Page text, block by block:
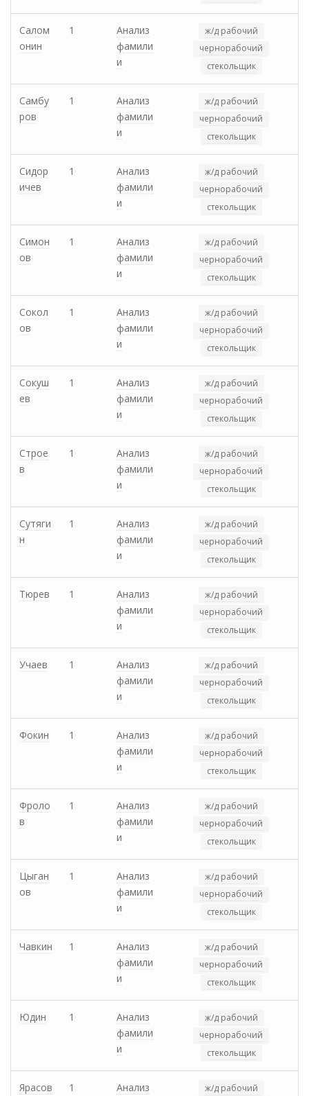
Салом
онин
1
Анализ
фамили
и
ж/д рабочий
чернорабочий
стекольщик
Самбу
ров
1
Анализ
фамили
и
ж/д рабочий
чернорабочий
стекольщик
Сидор
ичев
1
Анализ
фамили
и
ж/д рабочий
чернорабочий
стекольщик
Симон
ов
1
Анализ
фамили
и
ж/д рабочий
чернорабочий
стекольщик
Сокол
ов
1
Анализ
фамили
и
ж/д рабочий
чернорабочий
стекольщик
Сокуш
ев
1
Анализ
фамили
и
ж/д рабочий
чернорабочий
стекольщик
Строе
в
1
Анализ
фамили
и
ж/д рабочий
чернорабочий
стекольщик
Сутяги
н
1
Анализ
фамили
и
ж/д рабочий
чернорабочий
стекольщик
Тюрев 1
Анализ
фамили
и
ж/д рабочий
чернорабочий
стекольщик
Учаев 1
Анализ
фамили
и
ж/д рабочий
чернорабочий
стекольщик
Фокин 1
Анализ
фамили
и
ж/д рабочий
чернорабочий
стекольщик
Фроло
в
1
Анализ
фамили
и
ж/д рабочий
чернорабочий
стекольщик
Цыган
ов
1
Анализ
фамили
и
ж/д рабочий
чернорабочий
стекольщик
Чавкин 1
Анализ
фамили
и
ж/д рабочий
чернорабочий
стекольщик
Юдин 1
Анализ
фамили
и
ж/д рабочий
чернорабочий
стекольщик
Ярасов 1
Анализ
ж/д рабочий